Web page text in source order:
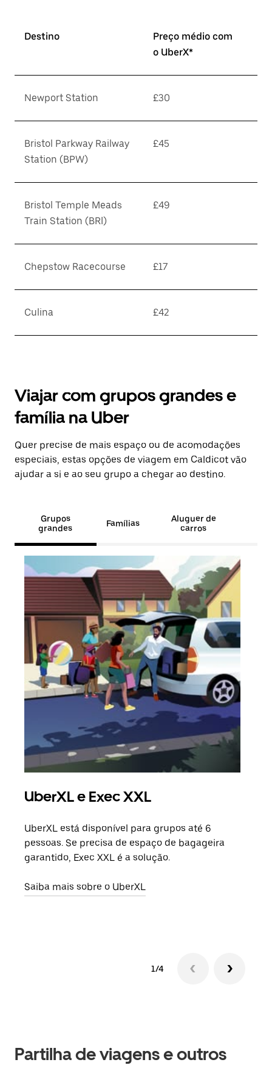
Destino
Preço médio com
o UberX*
Newport Station £30
Bristol Parkway Railway
Station (BPW)
£45
Bristol Temple Meads
Train Station (BRI)
£49
Chepstow Racecourse £17
Culina £42
Viajar com grupos grandes e
família na Uber
Quer precise de mais espaço ou de acomodações
especiais, estas opções de viagem em Caldicot vão
ajudar a si e ao seu grupo a chegar ao destino.
Grupos
grandes
Famílias
Aluguer de
carros
UberXL e Exec XXL
UberXL está disponível para grupos até 6
pessoas. Se precisa de espaço de bagageira
garantido, Exec XXL é a solução.
Saiba mais sobre o UberXL
1/4
Partilha de viagens e outros